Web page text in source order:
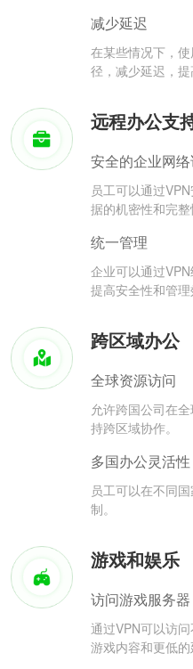
减少延迟
在某些情况下，
径，减少延迟，提
远程办公支
安全的企业网
员工可以通过
据的机密性和完整
统一管理
企业可以通过
提高安全性和管理
跨区域办公
全球资源访问
允许跨国公司在
持跨区域协作。
多国办公灵活性
员工可以在不同
制。
游戏和娱乐
访问游戏服务器
通过VPN可以访
游戏内容和更低的